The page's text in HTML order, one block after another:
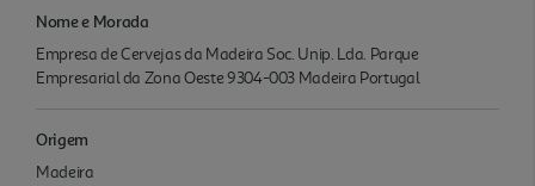
Nome e Morada
Empresa de Cervejas da Madeira Soc. Unip. Lda. Parque
Empresarial da Zona Oeste 9304-003 Madeira Portugal
Origem
Madeira